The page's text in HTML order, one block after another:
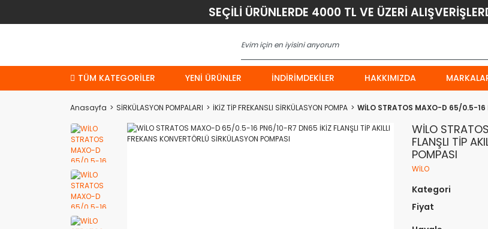
SEÇİLİ ÜRÜNLERDE 4000 TL VE ÜZERİ
TÜM KATEGORİLER YENI ÜRÜNLER İNDIRIMDEKILER HAKKIMIZDA
Anasayfa SİRKÜLASYON POMPALARI İKİZ TİP FREKANSLI SİRKÜLASYON POMPA WİLO STRATOS MAXO-D 65/0.5-16
WİLO
FLANŞLI TİP
POMPASI
WİLO
Kategori
Fiyat